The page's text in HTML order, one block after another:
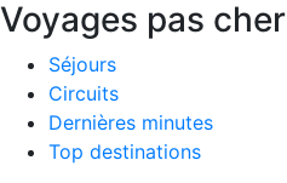
Voyages pas cher
Séjours
Circuits
Dernières minutes
Top destinations